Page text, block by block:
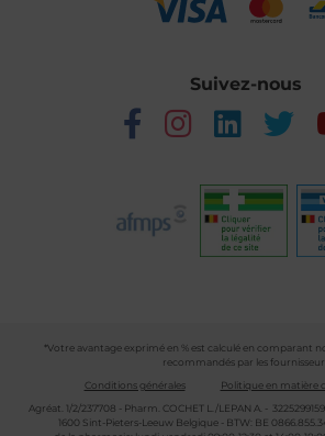
Suivez-nous
*Votre avantage exprimé en % est calculé en comparant
recommandés par les
Conditions générales
Politique en matière
Agréat. 1/2/237708 - Pharm. COCHET L./LEPAN A. -
1600 Sint-Pieters-Leeuw Belgique - BTW: BE